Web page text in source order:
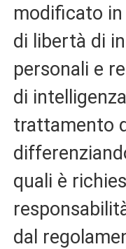
modificato
di libertà di
personali e
di
trattamento
quali è
dal